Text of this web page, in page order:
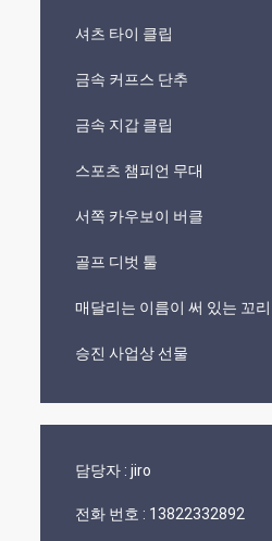
셔츠 타이 클립
금속 커프스 단추
금속 지갑 클립
스포츠 챔피언 무대
서쪽 카우보이 버클
골프 디벗 툴
매달리는 이름이 써 있는 꼬리
승진 사업상 선물
담당자 : jiro
전화 번호 : 13822332892